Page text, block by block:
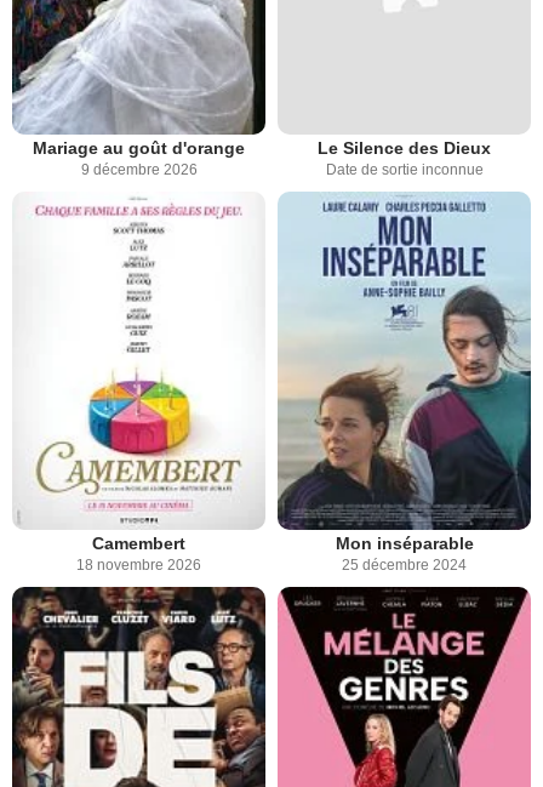
Mariage au goût d'orange
9 décembre 2026
Le Silence des Dieux
Date de sortie inconnue
Camembert
18 novembre 2026
Mon inséparable
25 décembre 2024